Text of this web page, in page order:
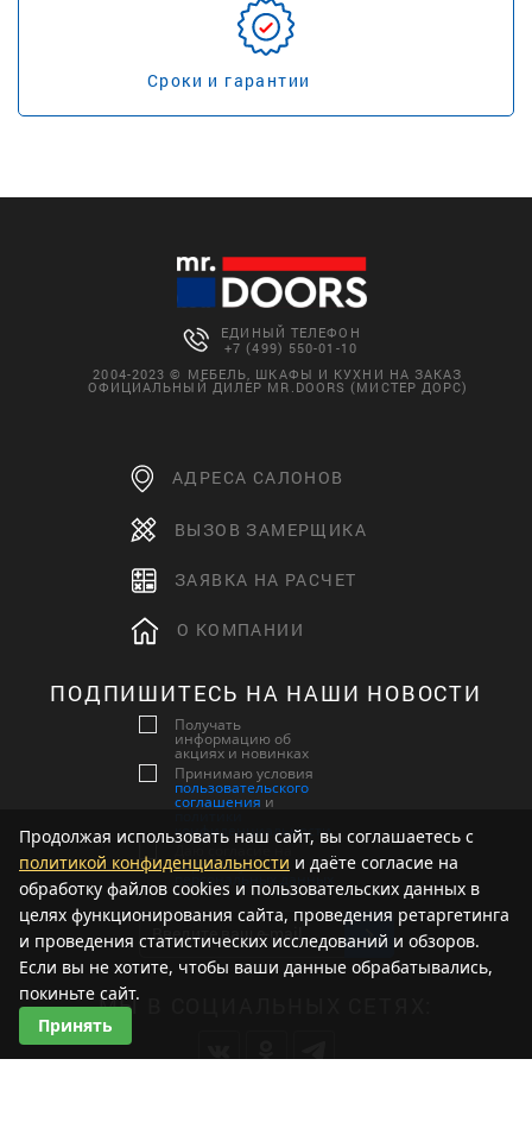
Сроки и гарантии
ЕДИНЫЙ ТЕЛЕФОН
+7 (499) 550-01-10
2004-2023 © МЕБЕЛЬ, ШКАФЫ И КУХНИ НА ЗАКАЗ
ОФИЦИАЛЬНЫЙ ДИЛЕР MR.DOORS (МИСТЕР ДОРС)
АДРЕСА САЛОНОВ
ВЫЗОВ ЗАМЕРЩИКА
ЗАЯВКА НА РАСЧЕТ
О КОМПАНИИ
ПОДПИШИТЕСЬ НА НАШИ НОВОСТИ
Получать
информацию об
акциях и новинках
Принимаю условия
пользовательского
соглашения и
конфиденциальности
обработку
персональных данных
МЫ В СОЦИАЛЬНЫХ СЕТЯХ:
Продолжая использовать наш сайт, вы соглашаетесь с
политикой конфиденциальности и даёте согласие на
обработку файлов cookies и пользовательских данных в
целях функционирования сайта, проведения ретаргетинга
и проведения статистических исследований и обзоров.
Если вы не хотите, чтобы ваши данные обрабатывались,
покиньте сайт.
Принять